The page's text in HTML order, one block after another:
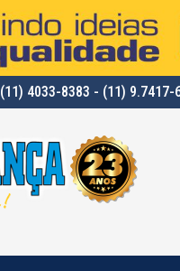
(11) 4033-8383 - (11) 9.7417-